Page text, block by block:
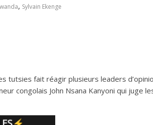
, Sylvain Ekenge
tutsies fait réagir plusieurs leaders
congolais John Nsana Kanyoni qui juge